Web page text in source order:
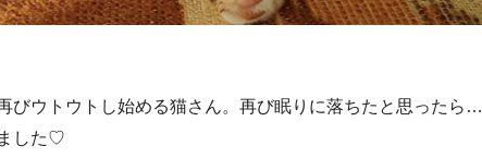
びウトウトし始める猫さん。再び眠りに落ちたと思ったら…
した♡